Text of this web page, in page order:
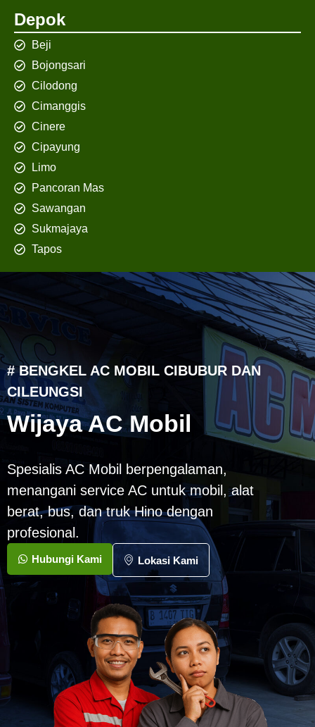
Depok
Beji
Bojongsari
Cilodong
Cimanggis
Cinere
Cipayung
Limo
Pancoran Mas
Sawangan
Sukmajaya
Tapos
# BENGKEL AC MOBIL CIBUBUR DAN
CILEUNGSI
Wijaya AC Mobil
Spesialis AC Mobil berpengalaman,
menangani service AC untuk mobil, alat
berat, bus, dan truk Hino dengan
profesional.
Hubungi Kami Lokasi Kami